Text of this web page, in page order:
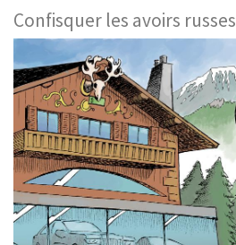
Confisquer les avoirs russes